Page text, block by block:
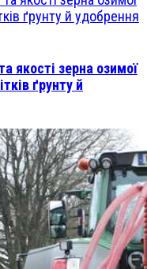
якості зерна озимої
ґрунту й